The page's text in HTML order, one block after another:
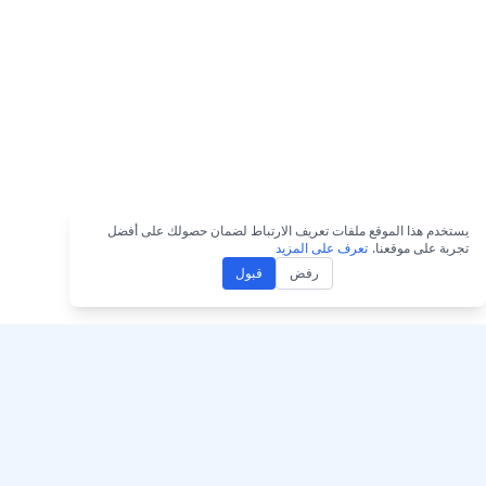
يستخدم هذا الموقع ملفات تعريف الارتباط لضمان حصولك على أفضل
تجربة على موقعنا. تعرف على المزيد
رفض
قبول